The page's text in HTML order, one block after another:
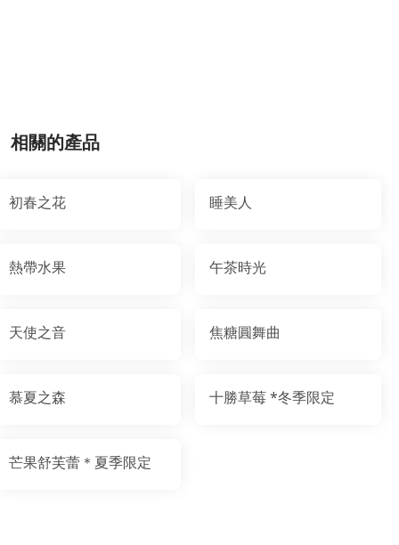
相關的產品
初春之花 睡美人
熱帶水果 午茶時光
天使之音 焦糖圓舞曲
慕夏之森 十勝草莓 *冬季限定
芒果舒芙蕾＊夏季限定